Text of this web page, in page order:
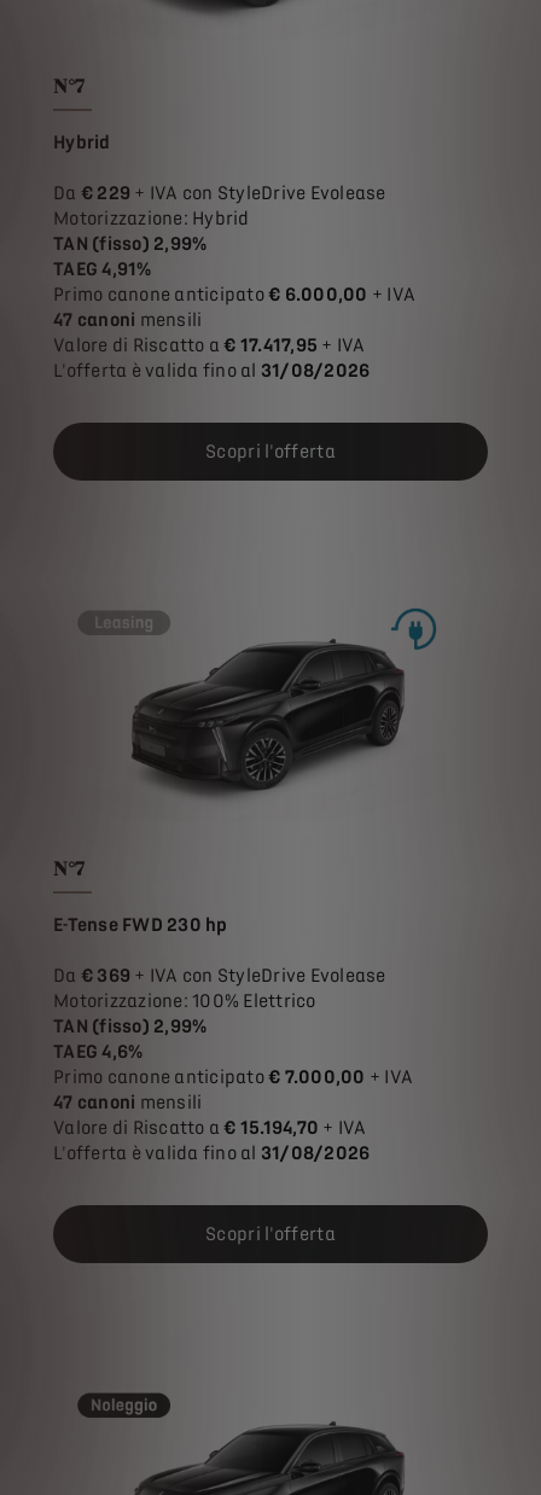
N°7
Hybrid
Da € 229 + IVA con StyleDrive Evolease
Motorizzazione: Hybrid
TAN (fisso) 2,99%
TAEG 4,91%
Primo canone anticipato€ 6.000,00 + IVA
47 canoni mensili
Valore di Riscatto a€ 17.417,95 + IVA
L'offerta è valida fino al 31/08/2026
Scopri l'offerta
N°7
E-Tense FWD 230 hp
Da € 369 + IVA con StyleDrive Evolease
Motorizzazione: 100% Elettrico
TAN (fisso) 2,99%
TAEG 4,6%
Primo canone anticipato€ 7.000,00 + IVA
47 canoni mensili
Valore di Riscatto a€ 15.194,70 + IVA
L'offerta è valida fino al 31/08/2026
Scopri l'offerta